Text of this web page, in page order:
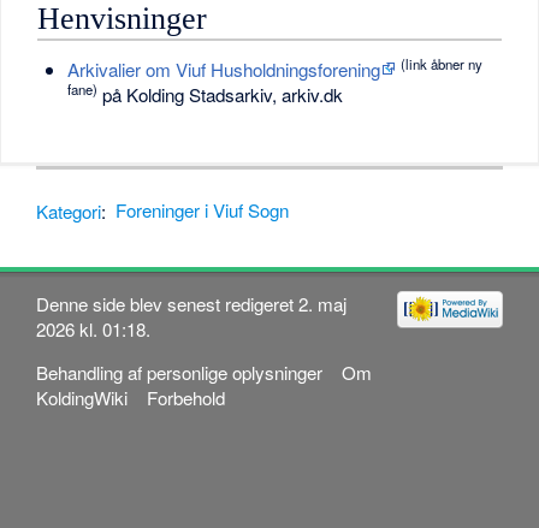
Henvisninger
Arkivalier om Viuf Husholdningsforening
(link åbner ny
fane) på Kolding Stadsarkiv, arkiv.dk
Kategori: Foreninger i Viuf Sogn
Denne side blev senest redigeret 2. maj
2026 kl. 01:18.
Behandling af personlige oplysninger
Om
KoldingWiki
Forbehold